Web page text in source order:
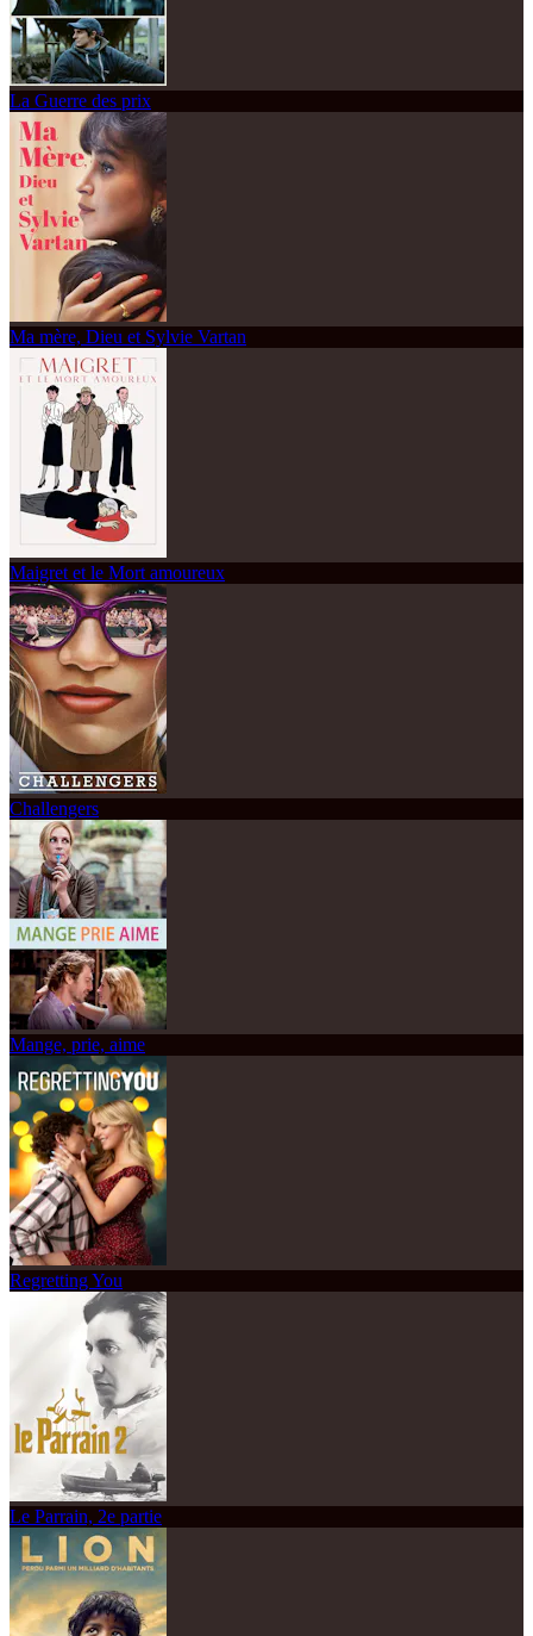
La Guerre des prix
Ma mère, Dieu et Sylvie Vartan
Maigret et le Mort amoureux
Challengers
Mange, prie, aime
Regretting You
Le Parrain, 2e partie